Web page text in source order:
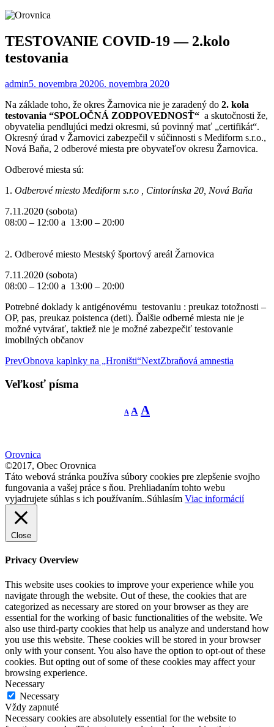
TESTOVANIE COVID-19 — 2.kolo
testovania
admin5. novembra 20206. novembra 2020
Na základe toho, že okres Žarnovica nie je zaradený do 2. kola
testovania “SPOLOČNÁ ZODPOVEDNOSŤ“ a skutočnosti že,
obyvatelia pendlujúci medzi okresmi, sú povinný mať „certifikát“.
Okresný úrad v Žarnovici zabezpečil v súčinnosti s Mediform s.r.o.,
Nová Baňa, 2 odberové miesta pre obyvateľov okresu Žarnovica.
Odberové miesta sú:
1. Odberové miesto Mediform s.r.o , Cintorínska 20, Nová Baňa
7.11.2020 (sobota)
08:00 – 12:00 a 13:00 – 20:00
2. Odberové miesto Mestský športový areál Žarnovica
7.11.2020 (sobota)
08:00 – 12:00 a 13:00 – 20:00
Potrebné doklady k antigénovému testovaniu : preukaz totožnosti –
OP, pas, preukaz poistenca (deti). Ďalšie odberné miesta nie je
možné vytvárať, taktiež nie je možné zabezpečiť testovanie
imobilných občanov
Post
navigation
PrevObnova kaplnky na „Hroništi“NextZbraňová amnestia
Veľkosť písma
A
Decrease
font
A Reset
font
A
Orovnica
©2017, Obec Orovnica
Táto webová stránka používa súbory cookies pre zlepšenie svojho
fungovania a vašej práce s ňou. Prehliadaním tohto webu
vyjadrujete súhlas s ich používaním..Súhlasím Viac informácií
Close
Privacy Overview
This website uses cookies to improve your experience while you
navigate through the website. Out of these, the cookies that are
categorized as necessary are stored on your browser as they are
essential for the working of basic functionalities of the website. We
also use third-party cookies that help us analyze and understand how
you use this website. These cookies will be stored in your browser
only with your consent. You also have the option to opt-out of these
cookies. But opting out of some of these cookies may affect your
browsing experience.
Necessary
Necessary
Vždy zapnuté
Necessary cookies are absolutely essential for the website to